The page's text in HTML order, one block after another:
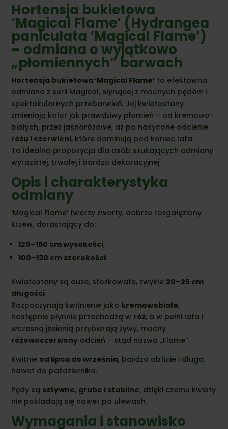
Hortensja bukietowa
‘Magical Flame’ (Hydrangea
paniculata ‘Magical Flame’)
– odmiana o wyjątkowo
„płomiennych” barwach
Hortensja bukietowa ‘Magical Flame’ to efektowna
odmiana z serii Magical, słynącej z mocnych pędów i
spektakularnych przebarwień. Jej kwiatostany
zmieniają kolor jak prawdziwy płomień – od kremowo-
białych, przez jasnoróżowe, aż po nasycone odcienie
różu i czerwieni, które dominują pod koniec lata.
To idealna propozycja dla osób szukających odmiany
wyrazistej, trwałej i bardzo dekoracyjnej.
Opis i charakterystyka
odmiany
‘Magical Flame’ tworzy zwarty, dobrze rozgałęziony
krzew, dorastający do:
120–150 cm wysokości,
100–130 cm szerokości.
Kwiatostany są duże, stożkowate, zwykle 20–25 cm
długości.
Rozpoczynają kwitnienie jako kremowobiałe,
następnie płynnie przechodzą w róż, a w pełni lata i
wczesną jesienią przybierają żywy, mocny
różowoczerwony odcień – stąd nazwa „Flame”.
Kwitnie od lipca do września, bardzo obficie i długo,
nawet do października.
Pędy są sztywne, grube i stabilne, dzięki czemu kwiaty
nie pokładają się nawet po ulewach.
Wymagania i stanowisko